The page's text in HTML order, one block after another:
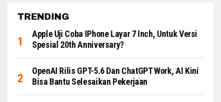
TRENDING
Apple Uji Coba IPhone Layar 7 Inch, Untuk Versi
Spesial 20th Anniversary?
OpenAI Rilis GPT-5.6 Dan ChatGPT Work, AI Kini
Bisa Bantu Selesaikan Pekerjaan